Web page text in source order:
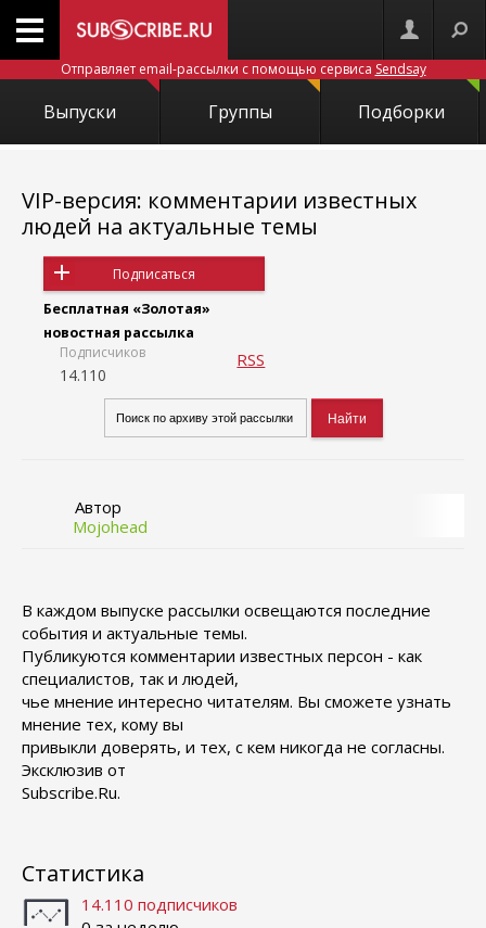
Отправляет email-рассылки с помощью сервиса Sendsay
Выпуски Группы Подборки
VIP-версия: комментарии известных
людей на актуальные темы
Подписаться
Бесплатная «Золотая»
новостная рассылка
Подписчиков
14.110
RSS
Автор
Mojohead
В каждом выпуске рассылки освещаются последние
события и актуальные темы.
Публикуются комментарии известных персон - как
специалистов, так и людей,
чье мнение интересно читателям. Вы сможете узнать
мнение тех, кому вы
привыкли доверять, и тех, с кем никогда не согласны.
Эксклюзив от
Subscribe.Ru.
Статистика
14.110 подписчиков